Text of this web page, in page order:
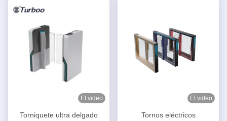
El video
Torniquete ultra delgado
El video
Tornos eléctricos